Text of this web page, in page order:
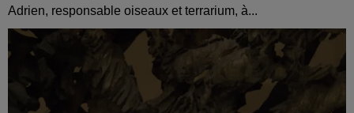
Adrien, responsable oiseaux et terrarium, à...